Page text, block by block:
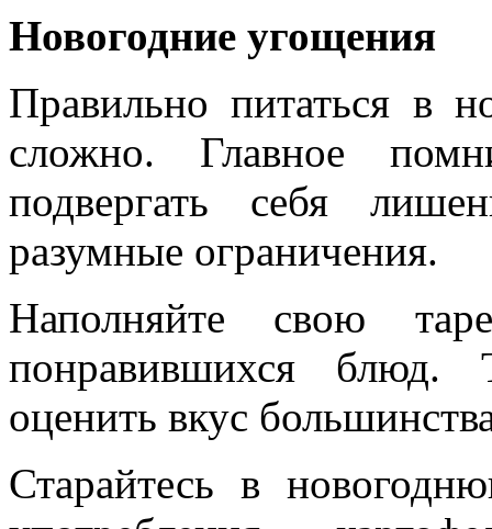
Новогодние угощения
Правильно питаться в
сложно. Главное
подвергать себя
разумные ограничения.
Наполняйте свою
понравившихся
оценить вкус
Старайтесь в